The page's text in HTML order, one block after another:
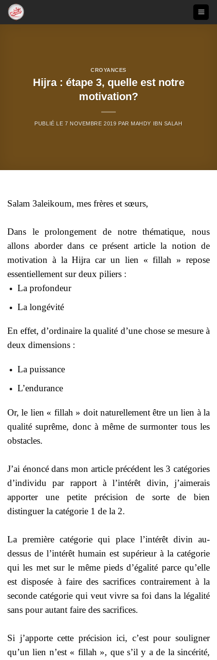
Passer
CROYANCES
Hijra : étape 3, quelle est notre
motivation?
PUBLIÉ LE 7 NOVEMBRE 2019 PAR MAHDY IBN SALAH
Salam 3aleikoum, mes frères et sœurs,
Dans le prolongement de notre thématique, nous
allons aborder dans ce présent article la notion de
motivation à la Hijra car un lien « fillah » repose
essentiellement sur deux piliers :
La profondeur
La longévité
En effet, d’ordinaire la qualité d’une chose se mesure à
deux dimensions :
La puissance
L’endurance
Or, le lien « fillah » doit naturellement être un lien à la
qualité suprême, donc à même de surmonter tous les
obstacles.
J’ai énoncé dans mon article précédent les 3 catégories
d’individu par rapport à l’intérêt divin, j’aimerais
apporter une petite précision de sorte de bien
distinguer la catégorie 1 de la 2.
La première catégorie qui place l’intérêt divin au-
dessus de l’intérêt humain est supérieur à la catégorie
qui les met sur le même pieds d’égalité parce qu’elle
est disposée à faire des sacrifices contrairement à la
seconde catégorie qui veut vivre sa foi dans la légalité
sans pour autant faire des sacrifices.
Si j’apporte cette précision ici, c’est pour souligner
qu’un lien n’est « fillah », que s’il y a de la sincérité,